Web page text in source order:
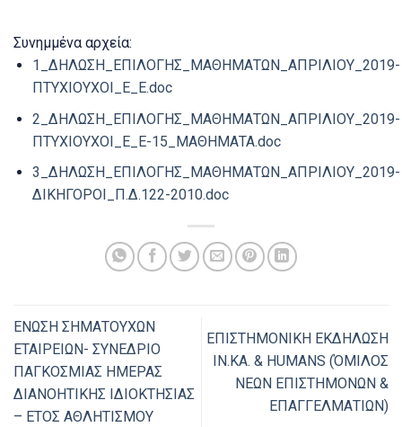
Συνημμένα αρχεία:
1_ΔΗΛΩΣΗ_ΕΠΙΛΟΓΗΣ_ΜΑΘΗΜΑΤΩΝ_ΑΠΡΙΛΙΟΥ_2019-
ΠΤΥΧΙΟΥΧΟΙ_Ε_Ε.doc
2_ΔΗΛΩΣΗ_ΕΠΙΛΟΓΗΣ_ΜΑΘΗΜΑΤΩΝ_ΑΠΡΙΛΙΟΥ_2019-
ΠΤΥΧΙΟΥΧΟΙ_Ε_Ε-15_ΜΑΘΗΜΑΤΑ.doc
3_ΔΗΛΩΣΗ_ΕΠΙΛΟΓΗΣ_ΜΑΘΗΜΑΤΩΝ_ΑΠΡΙΛΙΟΥ_2019-
ΔΙΚΗΓΟΡΟΙ_Π.Δ.122-2010.doc
ΕΝΩΣΗ ΣΗΜΑΤΟΥΧΩΝ
ΕΤΑΙΡΕΙΩΝ- ΣΥΝΕΔΡΙΟ
ΠΑΓΚΟΣΜΙΑΣ ΗΜΕΡΑΣ
ΔΙΑΝΟΗΤΙΚΗΣ ΙΔΙΟΚΤΗΣΙΑΣ
– ΕΤΟΣ ΑΘΛΗΤΙΣΜΟΥ
ΕΠΙΣΤΗΜΟΝΙΚΗ ΕΚΔΗΛΩΣΗ
ΙΝ.ΚΑ. & HUMANS (ΌΜΙΛΟΣ
ΝΕΩΝ ΕΠΙΣΤΗΜΟΝΩΝ &
ΕΠΑΓΓΕΛΜΑΤΙΩΝ)